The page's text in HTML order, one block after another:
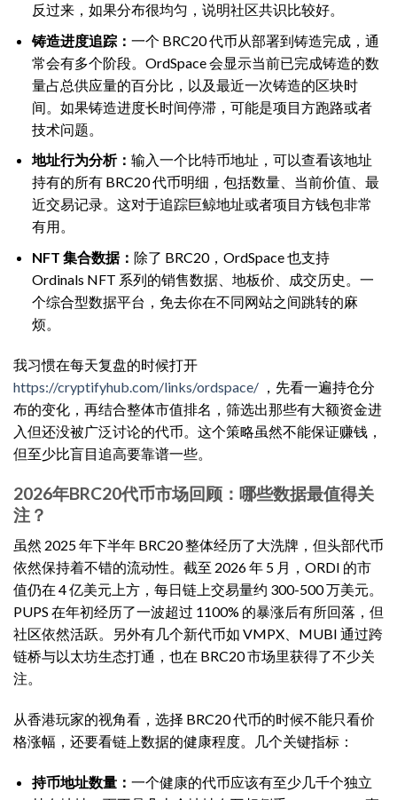
反过来，如果分布很均匀，说明社区共识比较好。
铸造进度追踪： 一个 BRC20 代币从部署到铸造完成，通
常会有多个阶段。OrdSpace 会显示当前已完成铸造的数
量占总供应量的百分比，以及最近一次铸造的区块时
间。如果铸造进度长时间停滞，可能是项目方跑路或者
技术问题。
地址行为分析： 输入一个比特币地址，可以查看该地址
持有的所有 BRC20 代币明细，包括数量、当前价值、最
近交易记录。这对于追踪巨鲸地址或者项目方钱包非常
有用。
NFT 集合数据： 除了 BRC20，OrdSpace 也支持
Ordinals NFT 系列的销售数据、地板价、成交历史。一
个综合型数据平台，免去你在不同网站之间跳转的麻
烦。
我习惯在每天复盘的时候打开
https://cryptifyhub.com/links/ordspace/ ，先看一遍持仓分
布的变化，再结合整体市值排名，筛选出那些有大额资金进
入但还没被广泛讨论的代币。这个策略虽然不能保证赚钱，
但至少比盲目追高要靠谱一些。
2026年BRC20代币市场回顾：哪些数据最值得关
注？
虽然 2025 年下半年 BRC20 整体经历了大洗牌，但头部代币
依然保持着不错的流动性。截至 2026 年 5 月，ORDI 的市
值仍在 4 亿美元上方，每日链上交易量约 300-500 万美元。
PUPS 在年初经历了一波超过 1100% 的暴涨后有所回落，但
社区依然活跃。另外有几个新代币如 VMPX、MUBI 通过跨
链桥与以太坊生态打通，也在 BRC20 市场里获得了不少关
注。
从香港玩家的视角看，选择 BRC20 代币的时候不能只看价
格涨幅，还要看链上数据的健康程度。几个关键指标：
持币地址数量： 一个健康的代币应该有至少几千个独立